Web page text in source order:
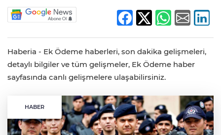
Haberia - Ek Ödeme haberleri, son dakika gelişmeleri,
detaylı bilgiler ve tüm gelişmeler, Ek Ödeme haber
sayfasında canlı gelişmelere ulaşabilirsiniz.
HABER